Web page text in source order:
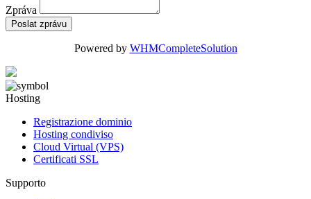
Zpráva
Poslat zprávu
Powered by WHMCompleteSolution
Hosting
Registrazione dominio
Hosting condiviso
Cloud Virtual (VPS)
Certificati SSL
Supporto